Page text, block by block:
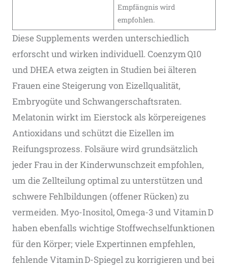
Empfängnis wird
empfohlen​.
Diese Supplements werden unterschiedlich
erforscht und wirken individuell. Coenzym Q10
und DHEA etwa zeigten in Studien bei älteren
Frauen eine Steigerung von Eizellqualität,
Embryogüte und Schwangerschaftsraten​.
Melatonin wirkt im Eierstock als körpereigenes
Antioxidans und schützt die Eizellen im
Reifungsprozess​. Folsäure wird grundsätzlich
jeder Frau in der Kinderwunschzeit empfohlen,
um die Zellteilung optimal zu unterstützen​ und
schwere Fehlbildungen (offener Rücken) zu
vermeiden. Myo-Inositol, Omega-3 und Vitamin D
haben ebenfalls wichtige Stoffwechselfunktionen
für den Körper; viele Expertinnen empfehlen,
fehlende Vitamin D-Spiegel zu korrigieren und bei